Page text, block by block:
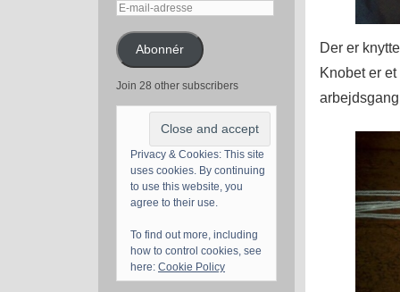
E-
adresseAbonnér
Join 28 other subscribers
Privacy & Cookies: This site
uses cookies. By continuing
to use this website, you
agree to their use.
To find out more, including
how to control cookies, see
here: Cookie Policy
Der er
Knobet er et